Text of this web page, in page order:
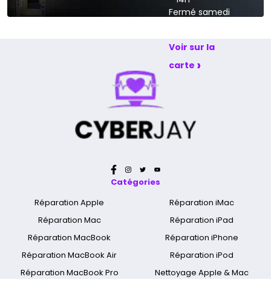
Fermé samedi
Voir sur la
carte ›
Catégories
Réparation Apple
Réparation Mac
Réparation MacBook
Réparation MacBook Air
Réparation MacBook Pro
Réparation iMac
Réparation iPad
Réparation iPhone
Réparation iPod
Nettoyage Apple & Mac